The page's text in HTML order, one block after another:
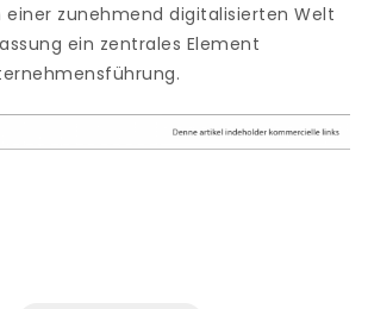
einer zunehmend digitalisierten Welt
ein zentrales Element